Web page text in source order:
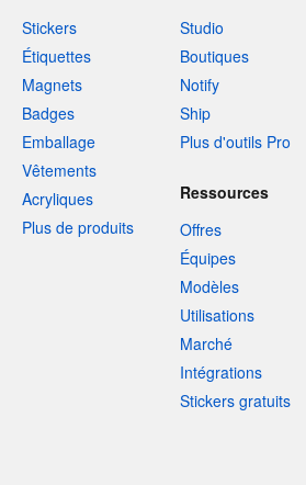
Stickers
Étiquettes
Magnets
Badges
Emballage
Vêtements
Acryliques
Plus de produits
Studio
Boutiques
Notify
Ship
Plus d'outils Pro
Ressources
Offres
Équipes
Modèles
Utilisations
Marché
Intégrations
Stickers gratuits